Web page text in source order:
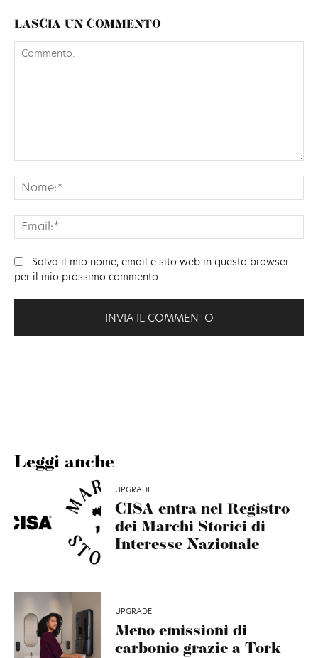
Leggi anche
UPGRADE
CISA entra nel Registro
dei Marchi Storici di
Interesse Nazionale
UPGRADE
Meno emissioni di
carbonio grazie a Tork
LASCIA UN COMMENTO
Salva il mio nome, email e sito web in questo browser
per il mio prossimo commento.